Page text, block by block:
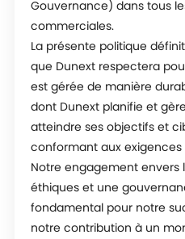
Gouvernance) dans tous
commerciales.
La présente politique
que Dunext respectera
est gérée de manière
dont Dunext planifie et
atteindre ses objectifs et
conformant aux exigences
Notre engagement envers
éthiques et une
fondamental pour notre
notre contribution à un